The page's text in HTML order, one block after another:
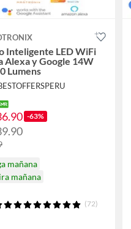
Inteligente LED WiFi
Alexa y Google 14W
Lumens
-63%
mañana
mañana
(72)